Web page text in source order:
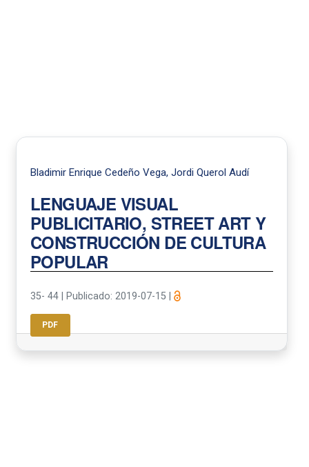
Bladimir Enrique Cedeño Vega, Jordi Querol Audí
LENGUAJE VISUAL
PUBLICITARIO, STREET ART Y
CONSTRUCCIÓN DE CULTURA
POPULAR
35- 44 Publicado: 2019-07-15
PDF